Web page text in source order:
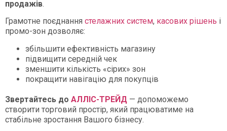
продажів.
Грамотне поєднання стелажних систем, касових рішень і
промо-зон дозволяє:
збільшити ефективність магазину
підвищити середній чек
зменшити кількість «сірих» зон
покращити навігацію для покупців
Звертайтесь до АЛЛІС-ТРЕЙД — допоможемо
створити торговий простір, який працюватиме на
стабільне зростання Вашого бізнесу.